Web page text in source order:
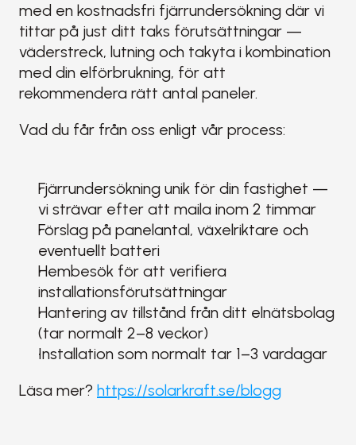
med en kostnadsfri fjärrundersökning där vi
tittar på just ditt taks förutsättningar —
väderstreck, lutning och takyta i kombination
med din elförbrukning, för att
rekommendera rätt antal paneler.
Vad du får från oss enligt vår process:
Fjärrundersökning unik för din fastighet —
vi strävar efter att maila inom 2 timmar
Förslag på panelantal, växelriktare och
eventuellt batteri
Hembesök för att verifiera
installationsförutsättningar
Hantering av tillstånd från ditt elnätsbolag
(tar normalt 2–8 veckor)
Installation som normalt tar 1–3 vardagar
Läsa mer? https://solarkraft.se/blogg